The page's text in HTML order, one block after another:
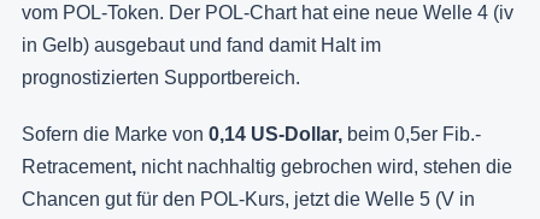
vom POL-Token. Der POL-Chart hat eine neue Welle 4 (iv
in Gelb) ausgebaut und fand damit Halt im
prognostizierten Supportbereich.
Sofern die Marke von 0,14 US-Dollar, beim 0,5er Fib.-
Retracement, nicht nachhaltig gebrochen wird, stehen die
Chancen gut für den POL-Kurs, jetzt die Welle 5 (V in